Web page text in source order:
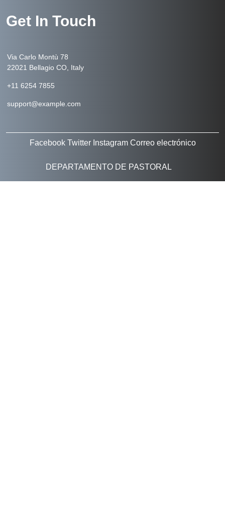
Get In Touch
Via Carlo Montù 78
22021 Bellagio CO, Italy
+11 6254 7855
support@example.com
Facebook Twitter Instagram Correo electrónico
DEPARTAMENTO DE PASTORAL